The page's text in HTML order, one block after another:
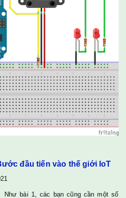
đầu tiến vào thế giới IoT
bài 1, các bạn cũng cần một số